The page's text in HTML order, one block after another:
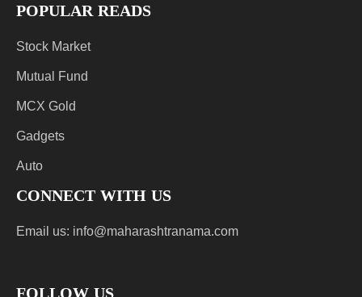
POPULAR READS
Stock Market
Mutual Fund
MCX Gold
Gadgets
Auto
CONNECT WITH US
Email us: info@maharashtranama.com